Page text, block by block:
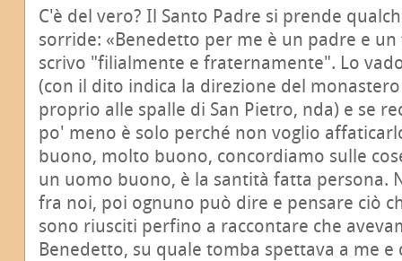
C'è del vero? Il Santo Padre si prende
sorride: «Benedetto per me è un padre e
scrivo "filialmente e fraternamente". Lo
(con il dito indica la direzione del monastero
proprio alle spalle di San Pietro, nda) e se
po' meno è solo perché non voglio
buono, molto buono, concordiamo sulle
un uomo buono, è la santità fatta persona.
fra noi, poi ognuno può dire e pensare ciò
sono riusciti perfino a raccontare che
Benedetto, su quale tomba spettava a me e